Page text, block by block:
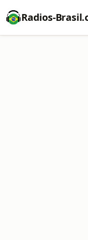
Radios-